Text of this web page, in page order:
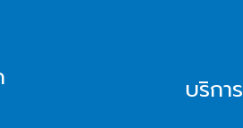
บริการ